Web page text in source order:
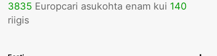
3835 Europcari asukohta enam kui 140
riigis